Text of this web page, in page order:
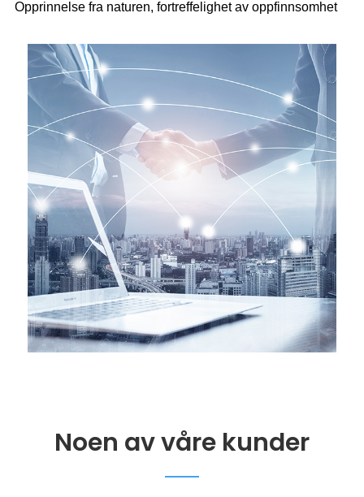
Opprinnelse fra naturen, fortreffelighet av oppfinnsomhet
Noen av våre kunder